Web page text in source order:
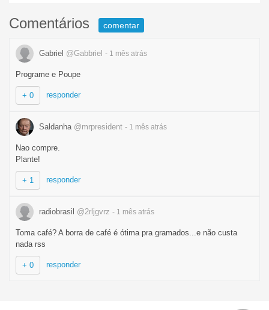
Comentários comentar
Gabriel @Gabbriel - 1 mês atrás
Programe e Poupe
+ 0 responder
Saldanha @mrpresident - 1 mês atrás
Nao compre.
Plante!
+ 1 responder
radiobrasil @2rljgvrz - 1 mês atrás
Toma café? A borra de café é ótima pra gramados...e não custa
nada rss
+ 0 responder